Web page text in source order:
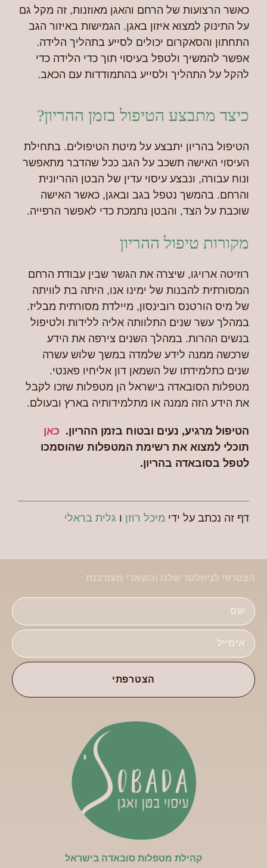
כאשר הרצועות של הרחם והאגן מאוזנות, זה מקל גם
על התינוק למצוא איזון באגן. הגמישות באיזור הגב
התחתון והסאקרום יכולים לסייע בתהליך הלידה.
אפשר להמשיך ולטפל בעיסוי תוך כדי הלידה כדי
להקל על התהליך ולסייע בהתמודדות עם הכאב.
כיצד מתבצע הטיפול בזמן ההריון?
הטיפול בהריון יתבצע על מיטת הטיפולים. בתחילת
העיסוי האישה תשכב על הגב ככל שהדבר מתאפשר
ונוח עבורה, ונבצע עיסוי עדין של הבטן ההריונית
והרחם. בהמשך נטפל בגב ובאגן, כאשר האישה
שוכבת על הצד, והבטן נתמכת כדי לאפשר הרפייה.
מקורות טיפול ההריון
רוזיטה ארויגו, שיצרה את הגשר שבין עבודת הרחם
המסורתית להבנות של ימינו אנו, היתה בת לוויתה
של מיס הורטנס רובינסון, מיילדת מסורתית מבליז.
במהלך עשר שנים התלוותה אליה ללידות ולטיפול
בנשים ההרות. במהלך השנים צירפה את הידע
שרכשה ממנה לידע שלמדה במשך שלוש עשרה
שנים כתלמידתו של השמאן דון אליחיו פאנטי.
מטפלות הסובאדה בישראל הן מטפלות שזכו לקבל
את הידע הזה ממנה או מתלמידותיה בארץ ובעולם.
הטיפול מרגיע, נעים ובטוח בזמן ההריון. כאן
תוכלי למצוא את רשימת המטפלות שהוסמכו
לטפל בסובאדה בהריון.
דף זה נכתב על ידי מיכל רוזן ו גלית בראלי
הצטרפי לניוזלטר שלנו והשארי מעודכנת
הצטרפתי
קהילת מטפלות סובאדה בישראל​